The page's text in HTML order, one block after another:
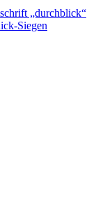
„durchblick“
Siegen